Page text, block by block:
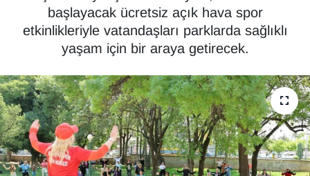
başlayacak ücretsiz açık hava spor
etkinlikleriyle vatandaşları parklarda sağlıklı
yaşam için bir araya getirecek.